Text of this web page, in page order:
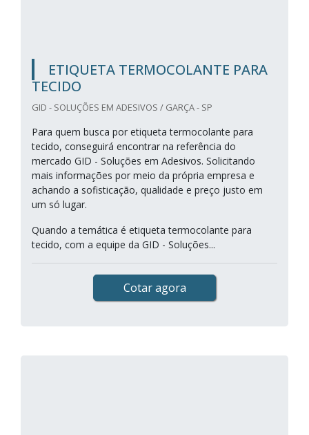
ETIQUETA TERMOCOLANTE PARA
TECIDO
GID - SOLUÇÕES EM ADESIVOS / GARÇA - SP
Para quem busca por etiqueta termocolante para
tecido, conseguirá encontrar na referência do
mercado GID - Soluções em Adesivos. Solicitando
mais informações por meio da própria empresa e
achando a sofisticação, qualidade e preço justo em
um só lugar.
Quando a temática é etiqueta termocolante para
tecido, com a equipe da GID - Soluções...
Cotar agora